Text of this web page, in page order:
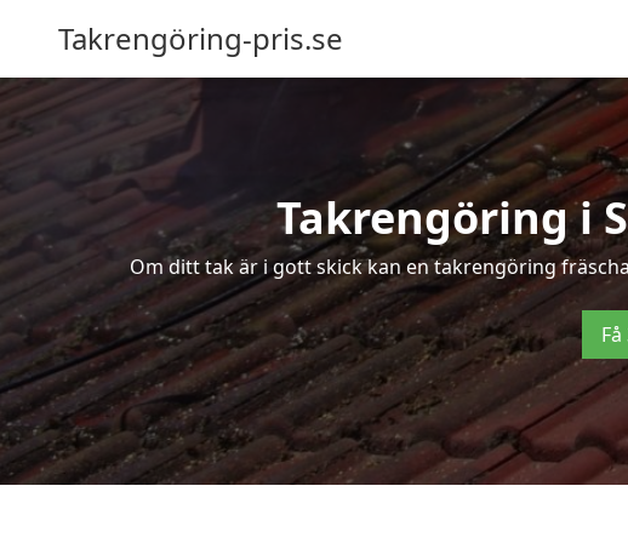
Takrengöring-pris.se
Takrengöring i
Om ditt tak är i gott skick kan en takrengöring